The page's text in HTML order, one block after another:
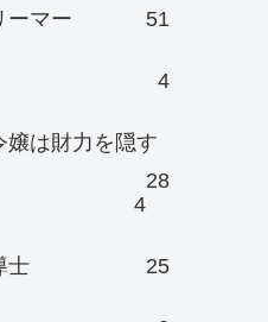
ーマー 51
4
嬢は財力を隠す
28
4
士 25